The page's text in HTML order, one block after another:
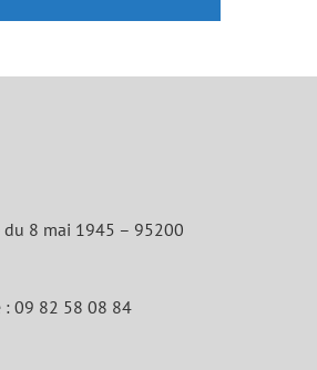
du 8 mai 1945 – 95200
: 09 82 58 08 84